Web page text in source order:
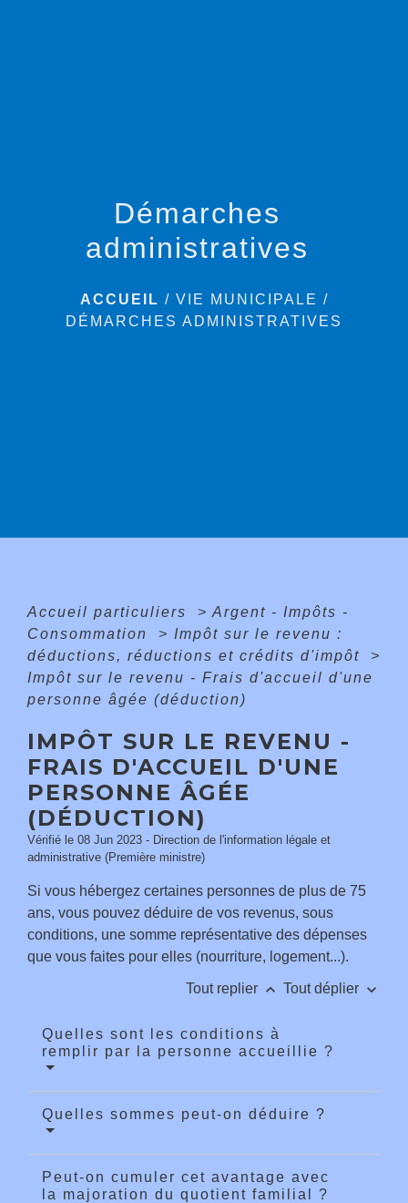
Démarches
administratives
ACCUEIL / VIE MUNICIPALE /
DÉMARCHES ADMINISTRATIVES
Accueil particuliers > Argent - Impôts -
Consommation
> Impôt sur le revenu :
déductions, réductions et crédits d'impôt
>
Impôt sur le revenu - Frais d'accueil d'une
personne âgée (déduction)
IMPÔT SUR LE REVENU -
FRAIS D'ACCUEIL D'UNE
PERSONNE ÂGÉE
(DÉDUCTION)
Vérifié le 08 Jun 2023 - Direction de l'information légale et
administrative (Première ministre)
Si vous hébergez certaines personnes de plus de 75
ans, vous pouvez déduire de vos revenus, sous
conditions, une somme représentative des dépenses
que vous faites pour elles (nourriture, logement...).
Tout replier keyboard_arrow_up Tout déplier keyboard_arrow_down
Quelles sont les conditions à
remplir par la personne accueillie ?
Quelles sommes peut-on déduire ?
Peut-on cumuler cet avantage avec
la majoration du quotient familial ?